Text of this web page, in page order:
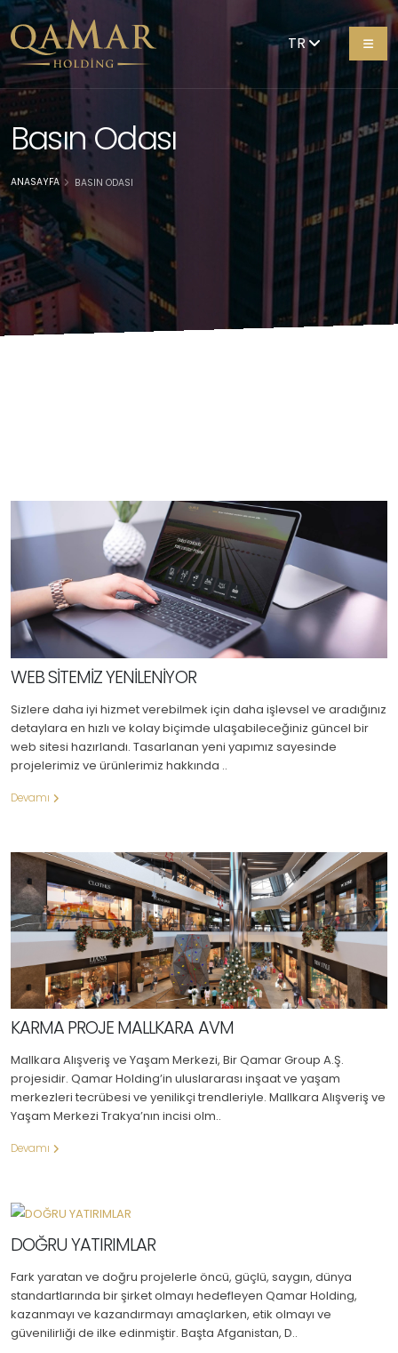
TR
Basın Odası
ANASAYFA BASIN ODASI
WEB SİTEMİZ YENİLENİYOR
Sizlere daha iyi hizmet verebilmek için daha işlevsel ve aradığınız
detaylara en hızlı ve kolay biçimde ulaşabileceğiniz güncel bir
web sitesi hazırlandı. Tasarlanan yeni yapımız sayesinde
projelerimiz ve ürünlerimiz hakkında ..
Devamı
KARMA PROJE MALLKARA AVM
Mallkara Alışveriş ve Yaşam Merkezi, Bir Qamar Group A.Ş.
projesidir. Qamar Holding’in uluslararası inşaat ve yaşam
merkezleri tecrübesi ve yenilikçi trendleriyle. Mallkara Alışveriş ve
Yaşam Merkezi Trakya’nın incisi olm..
Devamı
DOĞRU YATIRIMLAR
Fark yaratan ve doğru projelerle öncü, güçlü, saygın, dünya
standartlarında bir şirket olmayı hedefleyen Qamar Holding,
kazanmayı ve kazandırmayı amaçlarken, etik olmayı ve
güvenilirliği de ilke edinmiştir. Başta Afganistan, D..